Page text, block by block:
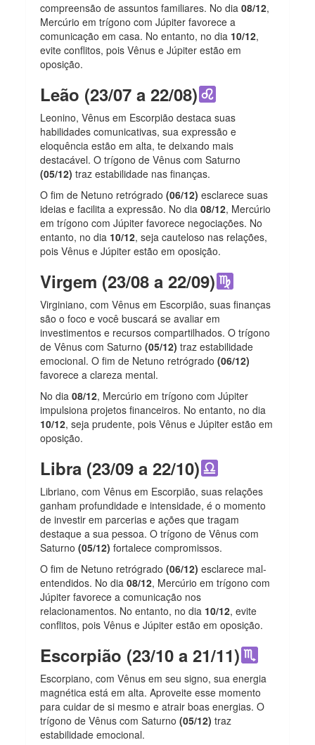
compreensão de assuntos familiares. No dia08/12,
Mercúrio em trígono com Júpiter favorece a
comunicação em casa. No entanto, no dia 10/12,
evite conflitos, pois Vênus e Júpiter estão em
oposição.
Leão (23/07 a 22/08)
Leonino, Vênus em Escorpião destaca suas
habilidades comunicativas, sua expressão e
eloquência estão em alta, te deixando mais
destacável. O trígono de Vênus com Saturno
(05/12) traz estabilidade nas finanças.
O fim de Netuno retrógrado(06/12) esclarece suas
ideias e facilita a expressão. No dia08/12, Mercúrio
em trígono com Júpiter favorece negociações. No
entanto, no dia 10/12, seja cauteloso nas relações,
pois Vênus e Júpiter estão em oposição.
Virgem (23/08 a 22/09)
Virginiano, com Vênus em Escorpião, suas finanças
são o foco e você buscará se avaliar em
investimentos e recursos compartilhados. O trígono
de Vênus com Saturno(05/12) traz estabilidade
emocional. O fim de Netuno retrógrado(06/12)
favorece a clareza mental.
No dia08/12, Mercúrio em trígono com Júpiter
impulsiona projetos financeiros. No entanto, no dia
10/12, seja prudente, pois Vênus e Júpiter estão em
oposição.
Libra (23/09 a 22/10)
Libriano, com Vênus em Escorpião, suas relações
ganham profundidade e intensidade, é o momento
de investir em parcerias e ações que tragam
destaque a sua pessoa. O trígono de Vênus com
Saturno(05/12) fortalece compromissos.
O fim de Netuno retrógrado(06/12)esclarece mal-
entendidos. No dia08/12, Mercúrio em trígono com
Júpiter favorece a comunicação nos
relacionamentos. No entanto, no dia 10/12, evite
conflitos, pois Vênus e Júpiter estão em oposição.
Escorpião (23/10 a 21/11)
Escorpiano, com Vênus em seu signo, sua energia
magnética está em alta. Aproveite esse momento
para cuidar de si mesmo e atrair boas energias. O
trígono de Vênus com Saturno(05/12) traz
estabilidade emocional.